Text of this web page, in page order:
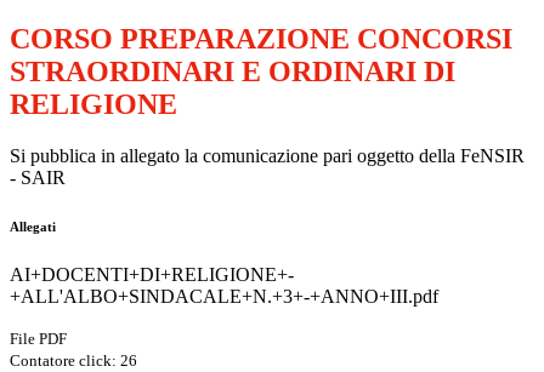
CORSO PREPARAZIONE CONCORSI
STRAORDINARI E ORDINARI DI
RELIGIONE
Si pubblica in allegato la comunicazione pari oggetto della FeNSIR
- SAIR
Allegati
AI+DOCENTI+DI+RELIGIONE+-
+ALL'ALBO+SINDACALE+N.+3+-+ANNO+III.pdf
File PDF
Contatore click: 26